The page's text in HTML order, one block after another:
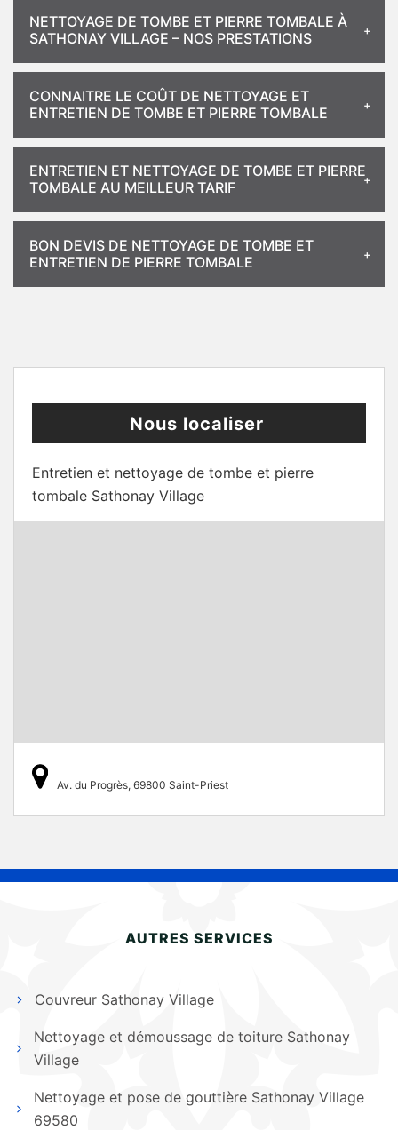
NETTOYAGE DE TOMBE ET PIERRE TOMBALE À
SATHONAY VILLAGE – NOS PRESTATIONS
CONNAITRE LE COÛT DE NETTOYAGE ET
ENTRETIEN DE TOMBE ET PIERRE TOMBALE
ENTRETIEN ET NETTOYAGE DE TOMBE ET PIERRE
TOMBALE AU MEILLEUR TARIF
BON DEVIS DE NETTOYAGE DE TOMBE ET
ENTRETIEN DE PIERRE TOMBALE
Nous localiser
Entretien et nettoyage de tombe et pierre
tombale Sathonay Village
Av. du Progrès, 69800 Saint-Priest
AUTRES SERVICES
Couvreur Sathonay Village
Nettoyage et démoussage de toiture Sathonay
Village
Nettoyage et pose de gouttière Sathonay Village
69580